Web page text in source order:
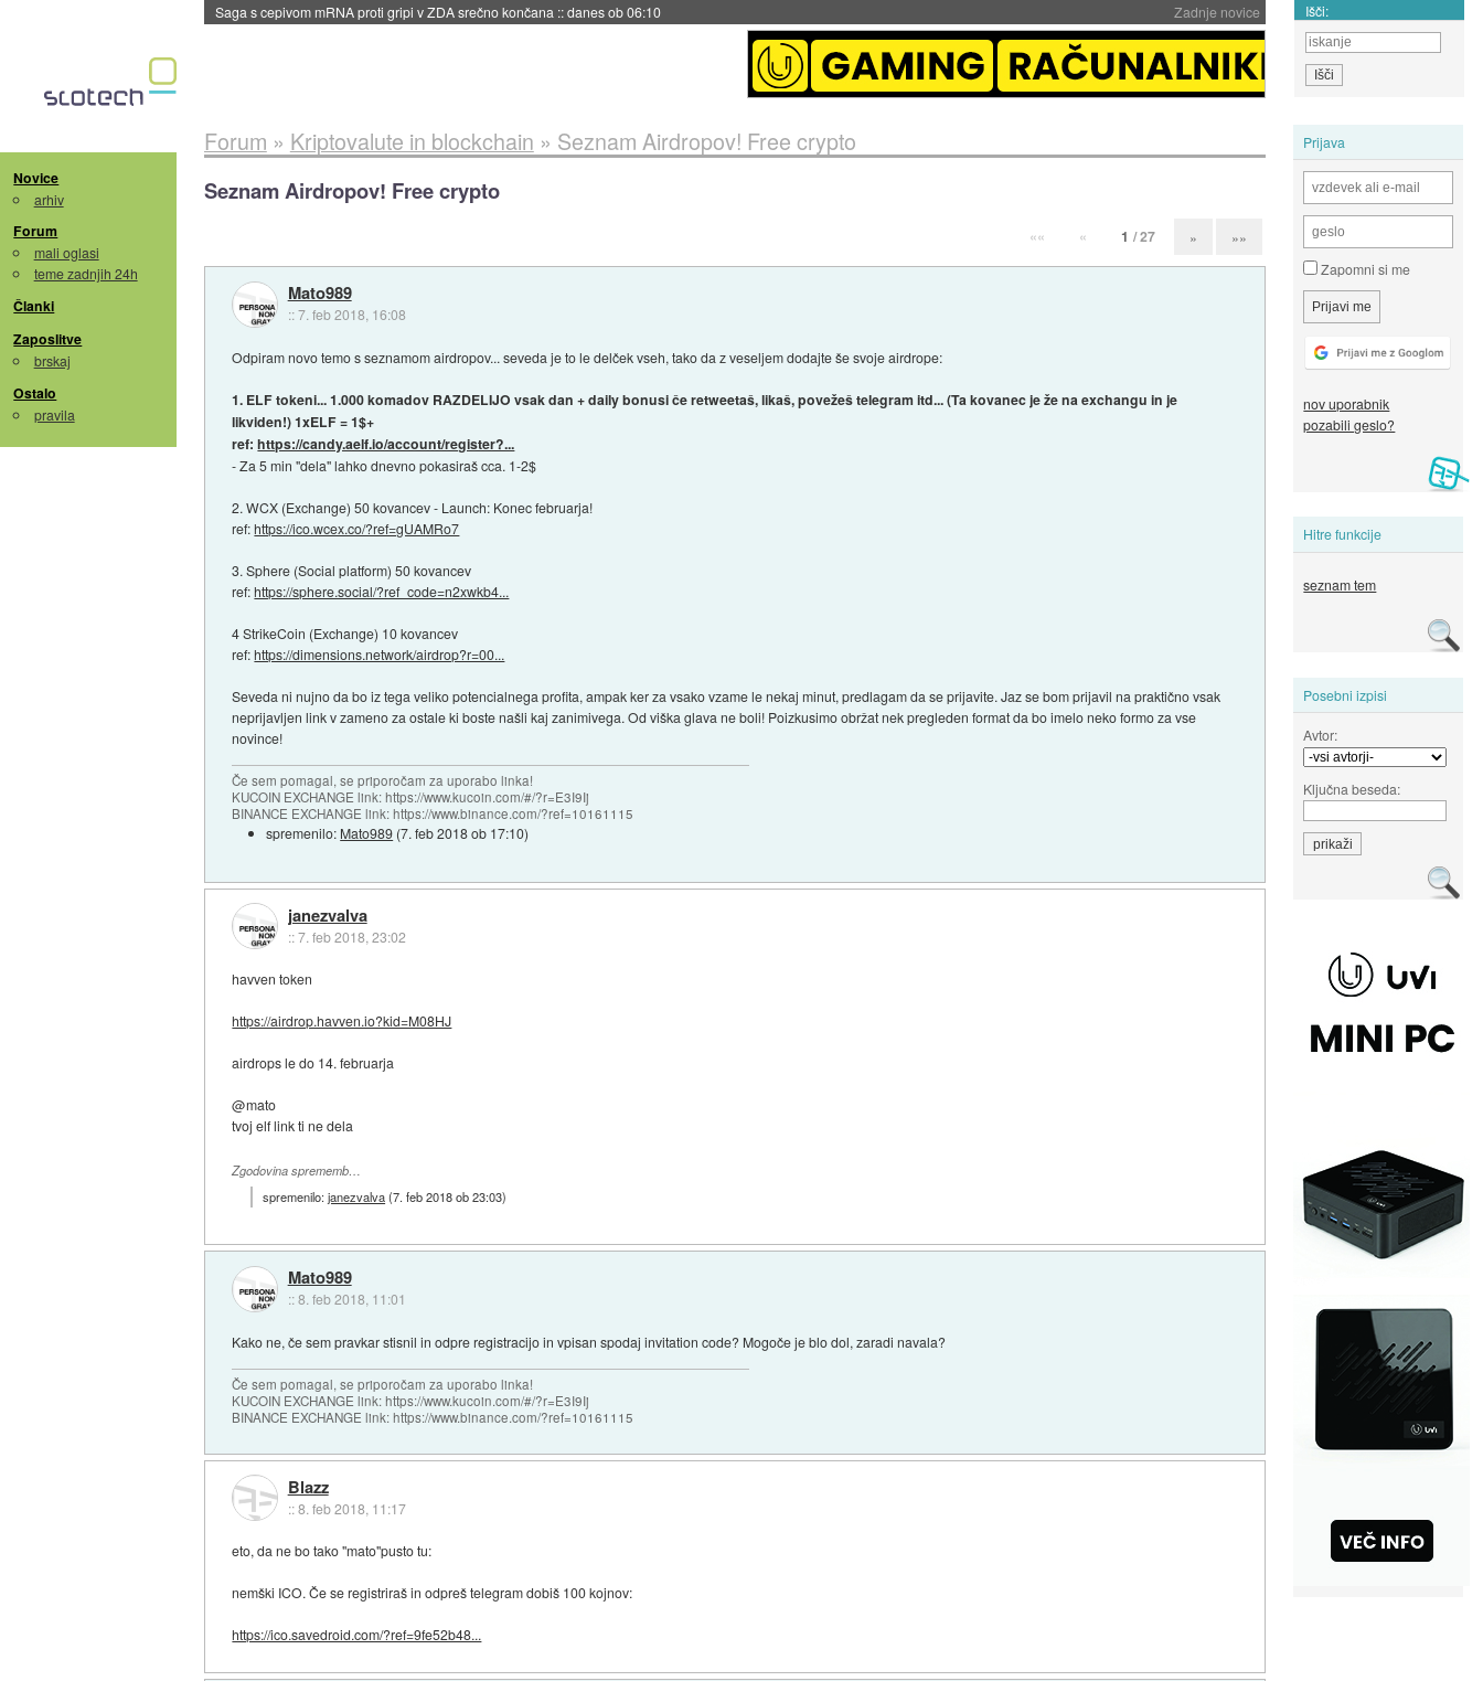
Zadnje novice
BMW v vozilih začel predvajati reklame::danes ob 06:09 Išči:
Novice
arhiv
Forum
mali oglasi
teme zadnjih 24h
Članki
Zaposlitve
brskaj
Ostalo
pravila
Prijava
Zapomni si me
nov uporabnik
pozabili geslo?
Hitre funkcije
seznam tem
Posebni izpisi
Avtor:
Ključna beseda:
Forum » Kriptovalute in blockchain » Seznam Airdropov! Free crypto
Seznam Airdropov! Free crypto
«« « 1 / 27 » »»
Mato989
::7. feb 2018, 16:08
Odpiram novo temo s seznamom airdropov... seveda je to le delček vseh, tako da z veseljem dodajte še svoje airdrope:
1. ELF tokeni... 1.000 komadov RAZDELIJO vsak dan + daily bonusi če retweetaš, likaš, povežeš telegram itd... (Ta kovanec je že na exchangu in je
likviden!) 1xELF = 1$+
ref:https://candy.aelf.io/account/register?...
- Za 5 min "dela" lahko dnevno pokasiraš cca. 1-2$
2. WCX (Exchange) 50 kovancev - Launch: Konec februarja!
ref:https://ico.wcex.co/?ref=gUAMRo7
3. Sphere (Social platform) 50 kovancev
ref:https://sphere.social/?ref_code=n2xwkb4...
4 StrikeCoin (Exchange) 10 kovancev
ref:https://dimensions.network/airdrop?r=00...
Seveda ni nujno da bo iz tega veliko potencialnega profita, ampak ker za vsako vzame le nekaj minut, predlagam da se prijavite. Jaz se bom prijavil na praktično vsak
neprijavljen link v zameno za ostale ki boste našli kaj zanimivega. Od viška glava ne boli! Poizkusimo obržat nek pregleden format da bo imelo neko formo za vse
novince!
Če sem pomagal, se priporočam za uporabo linka!
KUCOIN EXCHANGE link: https://www.kucoin.com/#/?r=E3I9Ij
BINANCE EXCHANGE link: https://www.binance.com/?ref=10161115
spremenilo: Mato989 (7. feb 2018 ob 17:10)
janezvalva
::7. feb 2018, 23:02
havven token
https://airdrop.havven.io?kid=M08HJ
airdrops le do 14. februarja
@mato
tvoj elf link ti ne dela
Zgodovina sprememb…
spremenilo:janezvalva(7. feb 2018 ob 23:03)
Mato989
::8. feb 2018, 11:01
Kako ne, če sem pravkar stisnil in odpre registracijo in vpisan spodaj invitation code? Mogoče je blo dol, zaradi navala?
Če sem pomagal, se priporočam za uporabo linka!
KUCOIN EXCHANGE link: https://www.kucoin.com/#/?r=E3I9Ij
BINANCE EXCHANGE link: https://www.binance.com/?ref=10161115
Blazz
::8. feb 2018, 11:17
eto, da ne bo tako "mato"pusto tu:
nemški ICO. Če se registriraš in odpreš telegram dobiš 100 kojnov:
https://ico.savedroid.com/?ref=9fe52b48...